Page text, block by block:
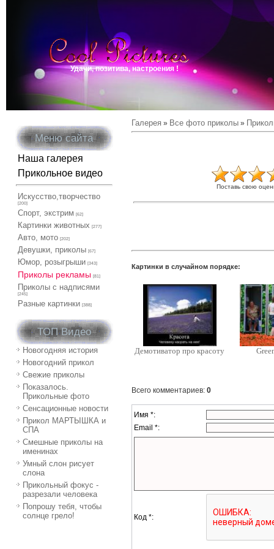
Удачи, позитива, настроения !
Меню сайта
Наша галерея
Прикольное видео
Искусство,творчество
[200]
Спорт, экстрим [62]
Картинки животных [277]
Авто, мото [202]
Девушки, приколы [67]
Юмор, розыгрыши [343]
Приколы рекламы [81]
Приколы с надписями
[245]
Разные картинки [388]
ТОП Видео
Новогодняя история
Новогодний прикол
Свежие приколы
Показалось.
Прикольные фото
Сенсационные новости
Прикол МАРТЫШКА и
СПА
Смешные приколы на
именинах
Умный слон рисует
слона
Прикольный фокус -
разрезали человека
Попрошу тебя, чтобы
солнце грело!
Галерея » Все фото приколы»
Поставь свою
Картинки в случайном порядке:
Демотиватор про красоту
Всего комментариев: 0
Имя *:
Email *:
Код *: